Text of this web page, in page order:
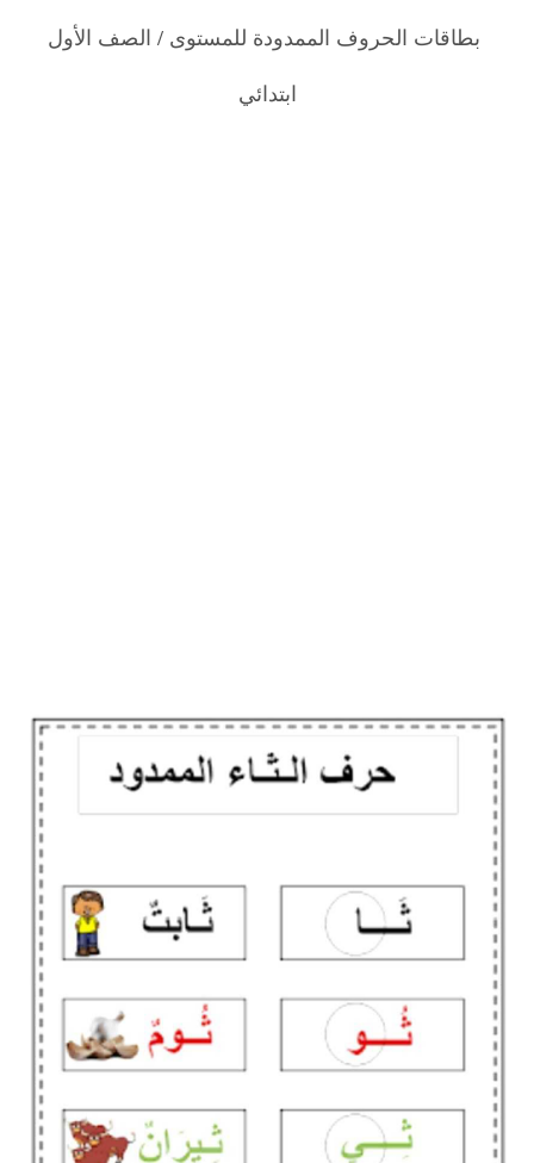
بطاقات الحروف الممدودة للمستوى / الصف الأول
ابتدائي